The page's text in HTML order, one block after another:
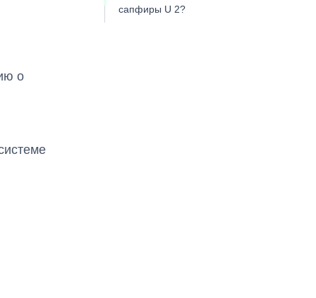
о
сапфиры U 2?